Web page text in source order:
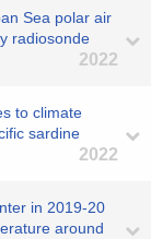
Sea polar air
radiosonde
2022
to climate
sardine
2022
in 2019-20
around